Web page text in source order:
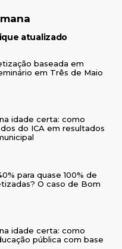
atualizado
baseada em
em Três de Maio
idade certa: como
do ICA em resultados
para quase 100% de
O caso de Bom
idade certa: como
pública com base